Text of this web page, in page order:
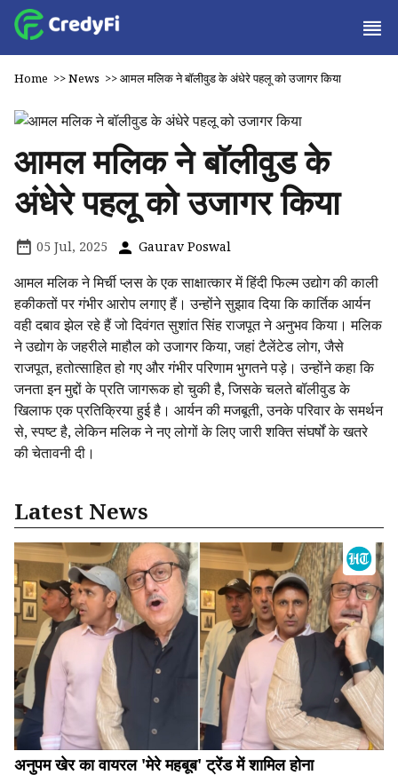
Home >>News >>आमल मलिक ने बॉलीवुड के अंधेरे पहलू को उजागर किया
आमल मलिक ने बॉलीवुड के
अंधेरे पहलू को उजागर किया
05 Jul, 2025 Gaurav Poswal
आमल मलिक ने मिर्ची प्लस के एक साक्षात्कार में हिंदी फिल्म उद्योग की काली
हकीकतों पर गंभीर आरोप लगाए हैं। उन्होंने सुझाव दिया कि कार्तिक आर्यन
वही दबाव झेल रहे हैं जो दिवंगत सुशांत सिंह राजपूत ने अनुभव किया। मलिक
ने उद्योग के जहरीले माहौल को उजागर किया, जहां टैलेंटेड लोग, जैसे
राजपूत, हतोत्साहित हो गए और गंभीर परिणाम भुगतने पड़े। उन्होंने कहा कि
जनता इन मुद्दों के प्रति जागरूक हो चुकी है, जिसके चलते बॉलीवुड के
खिलाफ एक प्रतिक्रिया हुई है। आर्यन की मजबूती, उनके परिवार के समर्थन
से, स्पष्ट है, लेकिन मलिक ने नए लोगों के लिए जारी शक्ति संघर्षों के खतरे
की चेतावनी दी।
Latest News
अनुपम खेर का वायरल 'मेरे महबूब' ट्रेंड में शामिल होना